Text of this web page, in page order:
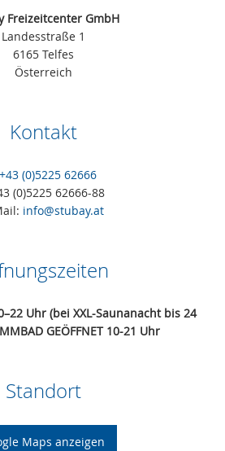
Freizeitcenter GmbH
Landesstraße 1
6165 Telfes
Österreich
Kontakt
+43 (0)5225 62666
(0)5225 62666-88
info@stubay.at
Uhr (bei XXL-Saunanacht bis 24
BAD GEÖFFNET 10-21 Uhr
Standort
Maps anzeigen